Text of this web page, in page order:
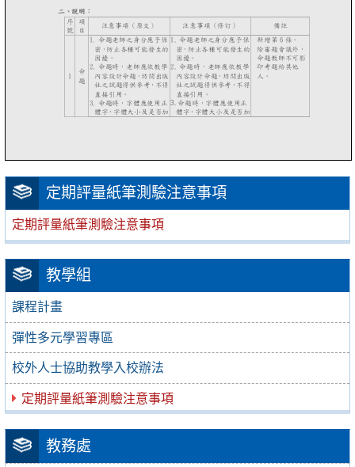
定期評量紙筆測驗注意事項
定期評量紙筆測驗注意事項
教學組
課程計畫
彈性多元學習專區
校外人士協助教學入校辦法
定期評量紙筆測驗注意事項
教務處